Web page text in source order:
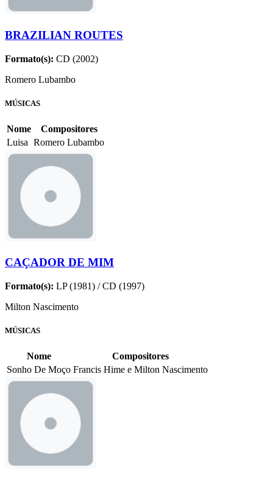
BRAZILIAN ROUTES
Formato(s): CD (2002)
Romero Lubambo
MÚSICAS
Nome
Compositores
Luisa Romero Lubambo
CAÇADOR DE MIM
Formato(s): LP (1981) / CD (1997)
Milton Nascimento
MÚSICAS
Nome
Compositores
Sonho De Moço Francis Hime e Milton Nascimento